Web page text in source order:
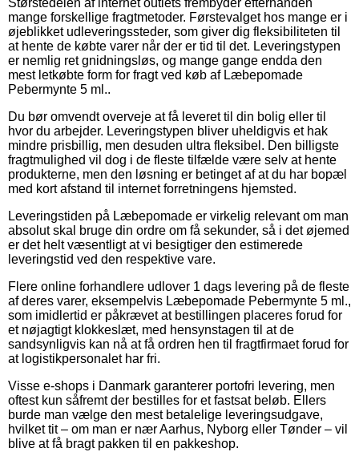
mange forskellige fragtmetoder. Førstevalget hos mange er i
øjeblikket udleveringssteder, som giver dig fleksibiliteten til
at hente de købte varer når der er tid til det. Leveringstypen
er nemlig ret gnidningsløs, og mange gange endda den
mest letkøbte form for fragt ved køb af Læbepomade
Pebermynte 5 ml..
Du bør omvendt overveje at få leveret til din bolig eller til
hvor du arbejder. Leveringstypen bliver uheldigvis et hak
mindre prisbillig, men desuden ultra fleksibel. Den billigste
fragtmulighed vil dog i de fleste tilfælde være selv at hente
produkterne, men den løsning er betinget af at du har bopæl
med kort afstand til internet forretningens hjemsted.
Leveringstiden på Læbepomade er virkelig relevant om man
absolut skal bruge din ordre om få sekunder, så i det øjemed
er det helt væsentligt at vi besigtiger den estimerede
leveringstid ved den respektive vare.
Flere online forhandlere udlover 1 dags levering på de fleste
af deres varer, eksempelvis Læbepomade Pebermynte 5 ml.,
som imidlertid er påkrævet at bestillingen placeres forud for
et nøjagtigt klokkeslæt, med hensynstagen til at de
sandsynligvis kan nå at få ordren hen til fragtfirmaet forud for
at logistikpersonalet har fri.
Visse e-shops i Danmark garanterer portofri levering, men
oftest kun såfremt der bestilles for et fastsat beløb. Ellers
burde man vælge den mest betalelige leveringsudgave,
hvilket tit – om man er nær Aarhus, Nyborg eller Tønder – vil
blive at få bragt pakken til en pakkeshop.